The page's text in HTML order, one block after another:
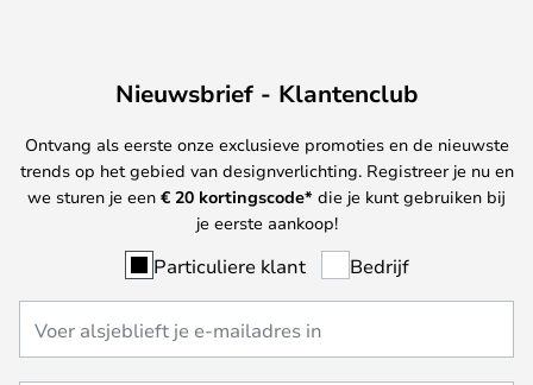
Nieuwsbrief - Klantenclub
Ontvang als eerste onze exclusieve promoties en de nieuwste
trends op het gebied van designverlichting. Registreer je nu en
we sturen je een € 20 kortingscode* die je kunt gebruiken bij
je eerste aankoop!
Particuliere klant Bedrijf